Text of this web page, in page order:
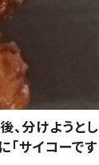
、分けようとし
サイコーです